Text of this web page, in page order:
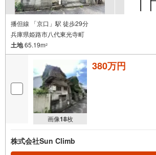
播但線 「京口」駅 徒歩29分
兵庫県姫路市八代東光寺町
土地65.19m2
画像18枚
380万円
株式会社Sun Climb